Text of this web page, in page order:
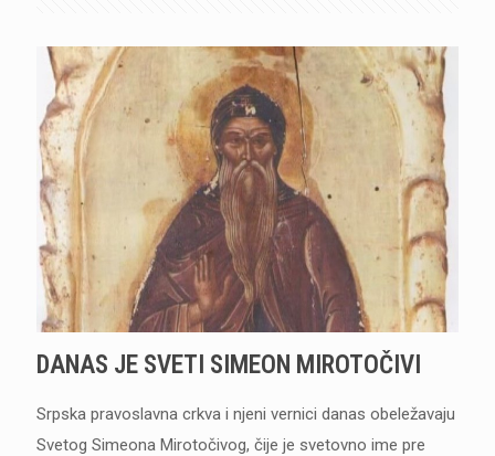
DANAS JE SVETI SIMEON MIROTOČIVI
Srpska pravoslavna crkva i njeni vernici danas obeležavaju
Svetog Simeona Mirotočivog, čije je svetovno ime pre